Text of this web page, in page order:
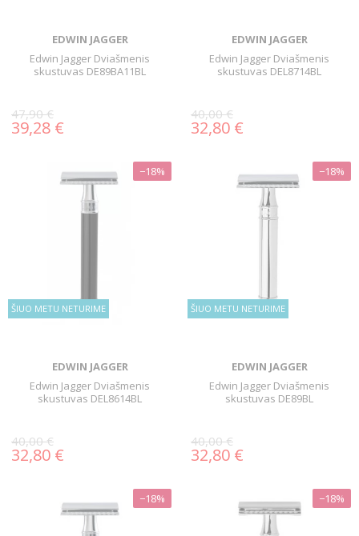
EDWIN JAGGER
Edwin Jagger Dviašmenis
skustuvas DE89BA11BL
47,90 €
39,28 €
EDWIN JAGGER
Edwin Jagger Dviašmenis
skustuvas DEL8714BL
40,00 €
32,80 €
ŠIUO METU NETURIME
−18%
EDWIN JAGGER
Edwin Jagger Dviašmenis
skustuvas DEL8614BL
40,00 €
32,80 €
ŠIUO METU NETURIME
−18%
EDWIN JAGGER
Edwin Jagger Dviašmenis
skustuvas DE89BL
40,00 €
32,80 €
−18% −18%